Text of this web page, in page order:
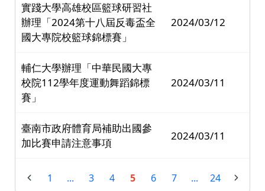
實踐大學高雄校區籃球研習社
辦理「2024第十八屆反毒盃全
國大專院校籃球錦標賽」
2024/03/12
輔仁大學辦理「中華民國大專
校院112學年度運動舞蹈錦標
賽」
2024/03/11
臺南市政府體育局補助出國參
加比賽申請注意事項
2024/03/11
1 ... 3 4 5 6 7 ... 24